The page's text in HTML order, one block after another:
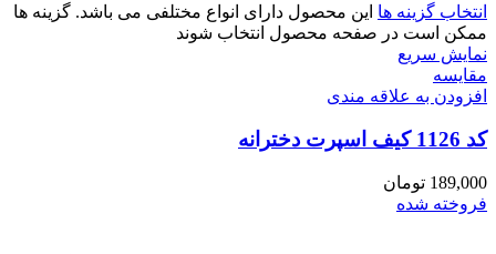
انتخاب گزینه ها این محصول دارای انواع مختلفی می باشد. گزینه ها
ممکن است در صفحه محصول انتخاب شوند
نمایش سریع
مقايسه
افزودن به علاقه مندی
کد 1126 کیف اسپرت دخترانه
189,000 تومان
فروخته شده